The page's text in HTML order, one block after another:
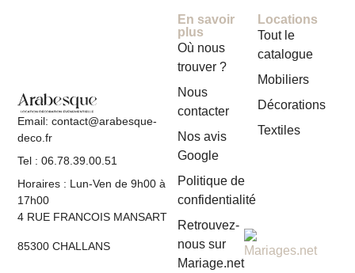
Email: contact@arabesque-
deco.fr
Tel : 06.78.39.00.51
Horaires : Lun-Ven de 9h00 à
17h00
4 RUE FRANCOIS MANSART
85300 CHALLANS
Locations
Tout le
catalogue
Mobiliers
Décorations
Textiles
En savoir
plus
Où nous
trouver ?
Nous
contacter
Nos avis
Google
Politique de
confidentialité
Retrouvez-
nous sur
Mariage.net